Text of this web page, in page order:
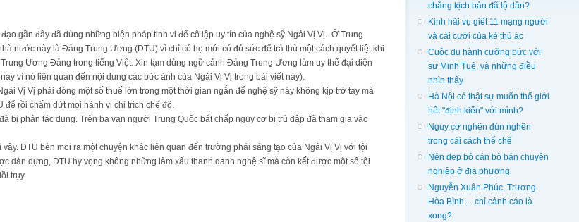
gần đây đã dùng những biện pháp tinh vi để cô lập uy tín của nghệ sỹ Ngải Vị Vị. Ở Trung
nước này là Đảng Trung Ương (DTU) vì chỉ có họ mới có đủ sức để trả thù một cách quyết liệt khi
Ương Đảng trong tiếng Việt. Xin tạm dùng ngữ cảnh Đảng Trung Ương làm uy thế đại diện
vì nó liên quan đến nội dung các bức ảnh của Ngải Vị Vị trong bài viết này).
Vị Vị phải đóng một số thuế lớn trong một thời gian ngắn để nghệ sỹ này không kịp trở tay mà
để rồi chấm dứt mọi hành vi chỉ trích chế độ.
bị phản tác dụng. Trên ba vạn người Trung Quốc bất chấp nguy cơ bị trù dập đã tham gia vào
DTU bèn moi ra một chuyện khác liên quan đến trường phái sáng tạo của Ngải Vị Vị với tội
dàn dựng, DTU hy vọng không những làm xấu thanh danh nghệ sĩ mà còn kết được một số tội
trụy.
chăng kịch bản đã lộ dần?
Kinh hãi vụ giết 11 mạng người
và cái cười của kẻ thủ ác
Cuộc du hành cưỡng bức với
sư Minh Tuệ, và những điều
nhìn thấy
Hà Nội có thật sự muốn thế giới
hết "định kiến" với mình?
Nguy cơ nghẽn đùn nghẽn
trong cải cách thể chế
Nên dẹp bỏ cán bộ bán chuyên
nghiệp ở địa phương
Nguyễn Xuân Phúc, Trương
Hòa Bình… chỉ cảnh cáo là
xong?